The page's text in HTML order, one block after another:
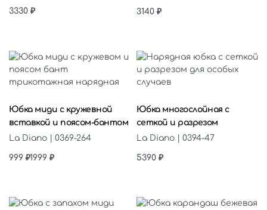
3330 ₽ 3140 ₽
Юбка миди с кружевной
вставкой и поясом-бантом
La Diano | 0369-264
999₽1999 ₽
Юбка многослойная с
сеткой и разрезом
La Diano | 0394-47
5390 ₽